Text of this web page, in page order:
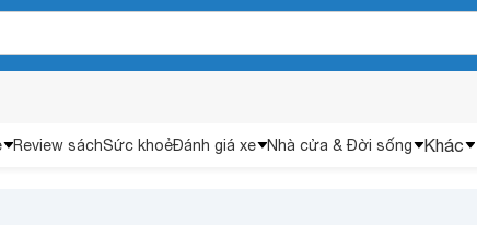
Review sáchSức khoẻĐánh giá xe Nhà cửa & Đời sống Khác